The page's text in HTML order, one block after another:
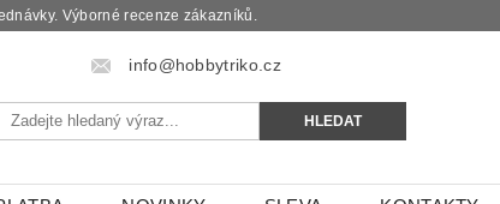
Výborné recenze zákazníků.
info@hobbytriko.cz